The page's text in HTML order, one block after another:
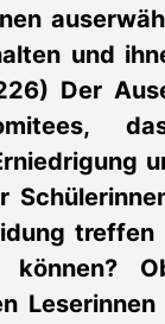
und
Der
können?